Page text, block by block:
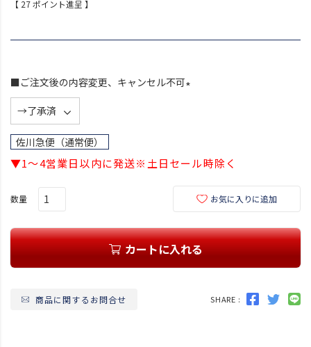
【 27ポイント進呈 】
■ご注文後の内容変更、キャンセル不可
佐川急便（通常便）
▼1～4営業日以内に発送※土日セール時除く
お気に入りに追加
カートに入れる
商品に関するお問合せ SHARE :